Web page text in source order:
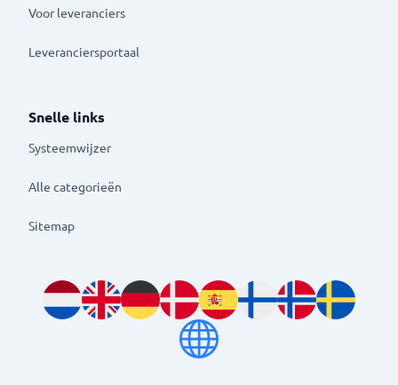
Voor leveranciers
Leveranciersportaal
Snelle links
Systeemwijzer
Alle categorieën
Sitemap